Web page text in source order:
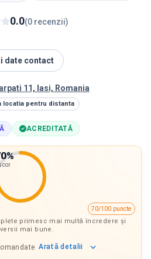
0.0(0 recenzii)
date contact
11, Iasi, Romania
locatia pentru distanta
ACREDITATĂ
%
70/100 puncte
primesc mai multă încredere și
mai bune.
Arată detalii